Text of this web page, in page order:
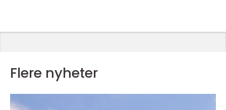
Flere nyheter